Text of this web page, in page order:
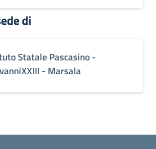
di
Statale Pascasino -
- Marsala